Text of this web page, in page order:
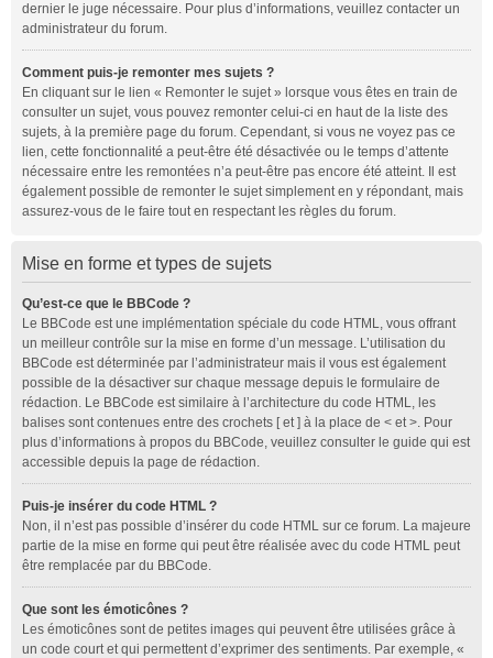
dernier le juge nécessaire. Pour plus d’informations, veuillez contacter un
administrateur du forum.
Comment puis-je remonter mes sujets ?
En cliquant sur le lien « Remonter le sujet » lorsque vous êtes en train de
consulter un sujet, vous pouvez remonter celui-ci en haut de la liste des
sujets, à la première page du forum. Cependant, si vous ne voyez pas ce
lien, cette fonctionnalité a peut-être été désactivée ou le temps d’attente
nécessaire entre les remontées n’a peut-être pas encore été atteint. Il est
également possible de remonter le sujet simplement en y répondant, mais
assurez-vous de le faire tout en respectant les règles du forum.
Mise en forme et types de sujets
Qu’est-ce que le BBCode ?
Le BBCode est une implémentation spéciale du code HTML, vous offrant
un meilleur contrôle sur la mise en forme d’un message. L’utilisation du
BBCode est déterminée par l’administrateur mais il vous est également
possible de la désactiver sur chaque message depuis le formulaire de
rédaction. Le BBCode est similaire à l’architecture du code HTML, les
balises sont contenues entre des crochets [ et ] à la place de < et >. Pour
plus d’informations à propos du BBCode, veuillez consulter le guide qui est
accessible depuis la page de rédaction.
Puis-je insérer du code HTML ?
Non, il n’est pas possible d’insérer du code HTML sur ce forum. La majeure
partie de la mise en forme qui peut être réalisée avec du code HTML peut
être remplacée par du BBCode.
Que sont les émoticônes ?
Les émoticônes sont de petites images qui peuvent être utilisées grâce à
un code court et qui permettent d’exprimer des sentiments. Par exemple, «